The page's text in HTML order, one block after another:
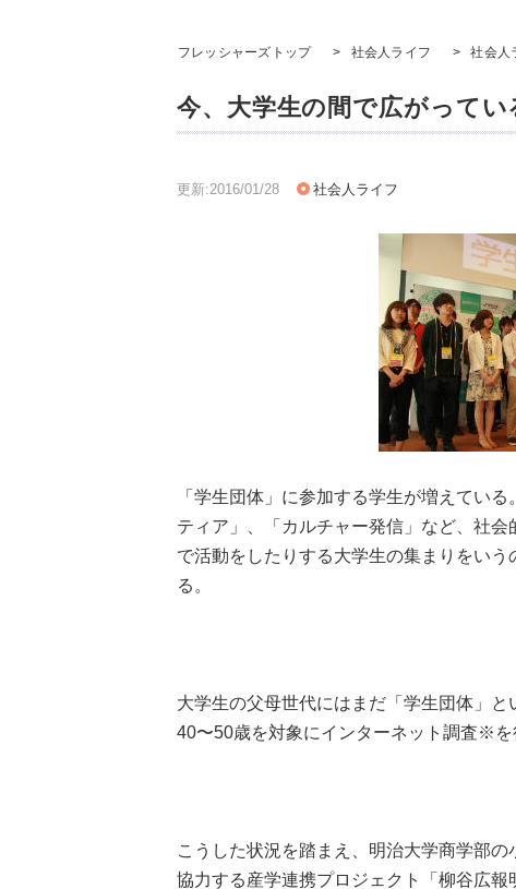
フレッシャーズトップ > 社会人ライフ > 社会人
今、大学生の間で広がってい
更新:2016/01/28 社会人ライフ
「学生団体」に参加する学生が増えてい
ティア」、「カルチャー発信」など、社
で活動をしたりする大学生の集まりをい
る。
大学生の父母世代にはまだ「学生団体」と
40〜50歳を対象にインターネット調査※を
こうした状況を踏まえ、明治大学商学部
協力する産学連携プロジェクト「柳谷広